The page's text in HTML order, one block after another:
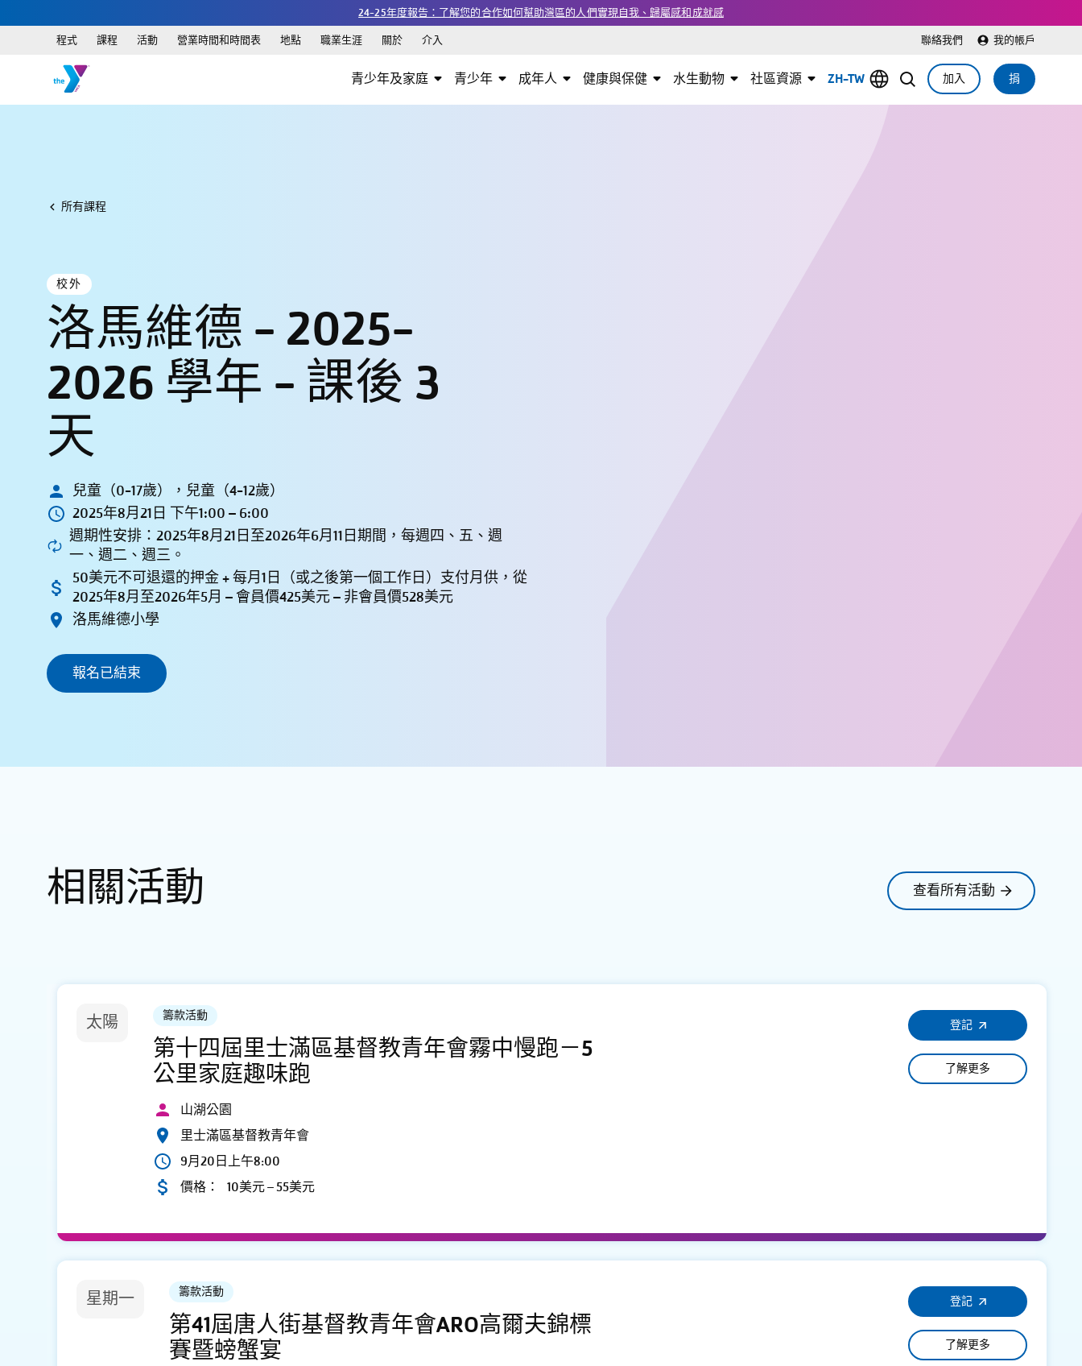
24-25年度報告：了解您的合作如何幫助灣區的人們實現自我、歸屬感和成就感
青少年及家庭 青少年 成年人 健康與保健 水生動物 社區資源 加入 捐
程式 課程 活動 營業時間和時間表 地點 職業生涯 關於 介入 聯絡我們 我的帳戶
ZH-TW
所有課程
校外
洛馬維德 - 2025-
2026 學年 - 課後 3
天
兒童（0-17歲），兒童（4-12歲）
2025年8月21日 下午1:00 – 6:00
週期性安排：2025年8月21日至2026年6月11日期間，每週四、五、週
一、週二、週三。
50美元不可退還的押金 + 每月1日（或之後第一個工作日）支付月供，從
2025年8月至2026年5月 – 會員價425美元 – 非會員價528美元
洛馬維德小學
報名已結束
相關活動 查看所有活動
太陽 籌款活動
第十四屆里士滿區基督教青年會霧中慢跑－5
公里家庭趣味跑
山湖公園
里士滿區基督教青年會
9月20日上午8:00
價格：
10美元 – 55美元
登記
了解更多
星期一 籌款活動
第41屆唐人街基督教青年會ARO高爾夫錦標
賽暨螃蟹宴
登記
了解更多